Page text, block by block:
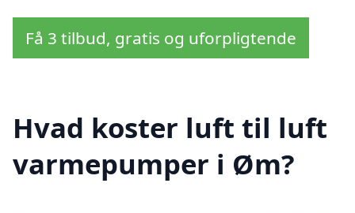
Få 3 tilbud, gratis og uforpligtende
Hvad koster luft til luft
varmepumper i Øm?